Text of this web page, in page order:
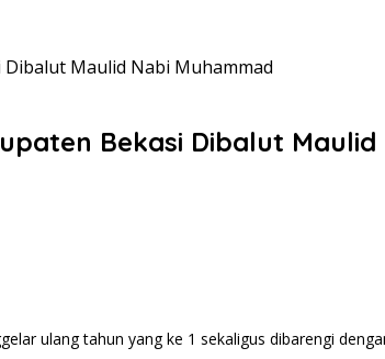
Dibalut Maulid Nabi Muhammad
Bekasi Dibalut
ulang tahun yang ke 1 sekaligus dibarengi